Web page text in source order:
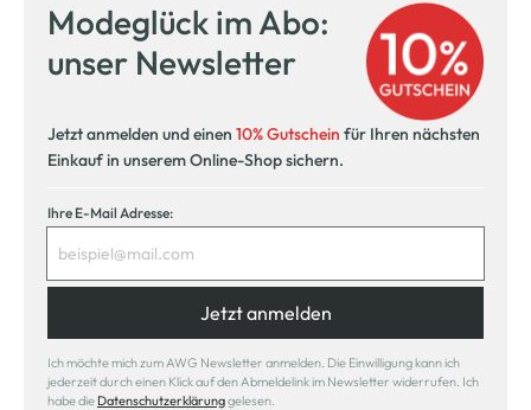
Modeglück im Abo:
unser Newsletter
Jetzt anmelden und einen 10% Gutschein für Ihren nächsten
Einkauf in unserem Online-Shop sichern.
Ihre E-Mail Adresse:
Jetzt anmelden
Ich möchte mich zum AWG Newsletter anmelden. Die Einwilligung kann ich
jederzeit durch einen Klick auf den Abmeldelink im Newsletter widerrufen. Ich
habe die Datenschutzerklärunggelesen.